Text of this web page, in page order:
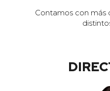
Contamos con más